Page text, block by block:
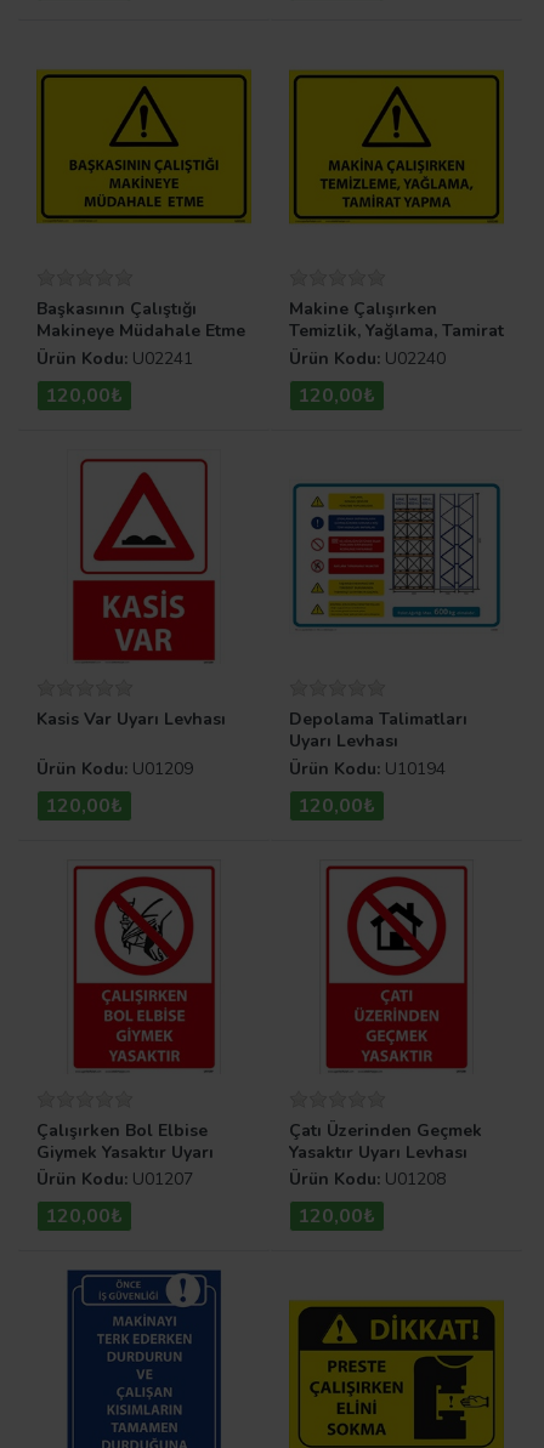
Başkasının Çalıştığı
Makineye Müdahale Etme
Uyarı Levhası
Ürün Kodu: U02241
120,00₺
Makine Çalışırken
Temizlik, Yağlama, Tamirat
Yapma Uyarı Levhası
Ürün Kodu: U02240
120,00₺
Kasis Var Uyarı Levhası
Ürün Kodu: U01209
120,00₺
Depolama Talimatları
Uyarı Levhası
Ürün Kodu: U10194
120,00₺
Çalışırken Bol Elbise
Giymek Yasaktır Uyarı
Levhası
Ürün Kodu: U01207
120,00₺
Çatı Üzerinden Geçmek
Yasaktır Uyarı Levhası
Ürün Kodu: U01208
120,00₺